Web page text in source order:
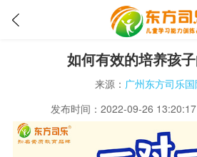
如何有效的培养孩
来源： 广州东方司乐
发布时间：2022-09-26 13:20:17